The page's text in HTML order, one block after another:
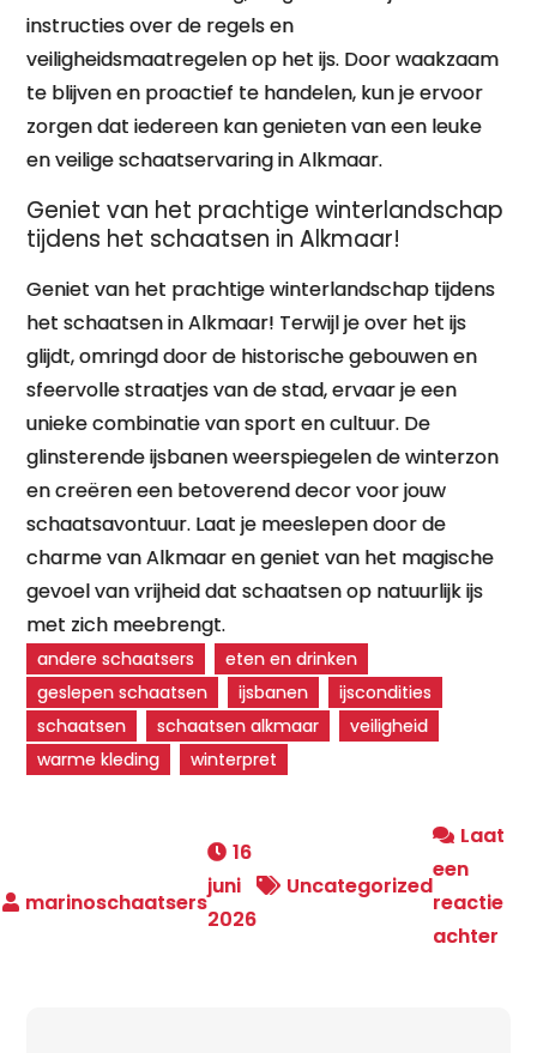
instructies over de regels en
veiligheidsmaatregelen op het ijs. Door waakzaam
te blijven en proactief te handelen, kun je ervoor
zorgen dat iedereen kan genieten van een leuke
en veilige schaatservaring in Alkmaar.
Geniet van het prachtige winterlandschap
tijdens het schaatsen in Alkmaar!
Geniet van het prachtige winterlandschap tijdens
het schaatsen in Alkmaar! Terwijl je over het ijs
glijdt, omringd door de historische gebouwen en
sfeervolle straatjes van de stad, ervaar je een
unieke combinatie van sport en cultuur. De
glinsterende ijsbanen weerspiegelen de winterzon
en creëren een betoverend decor voor jouw
schaatsavontuur. Laat je meeslepen door de
charme van Alkmaar en geniet van het magische
gevoel van vrijheid dat schaatsen op natuurlijk ijs
met zich meebrengt.
andere schaatsers
eten en drinken
geslepen schaatsen
ijsbanen
ijscondities
schaatsen
schaatsen alkmaar
veiligheid
warme kleding
winterpret
16
juni
2026
Uncategorized
Laat
een
reactie
achter